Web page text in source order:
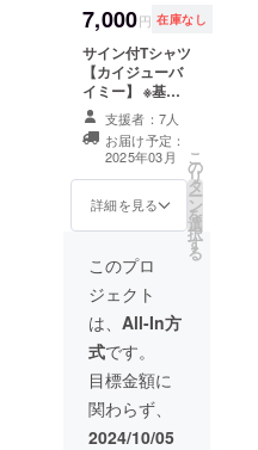
・撮影
許可証
・特典
会参加
リスト
バンド
※こちら
アー
ティス
トのサ
インは
※当日引
です ※
サイズ
M、L、
XLのみ
※ドリン
クチ
ケット
当日引
05 身丈 69 73
77 身幅 52 55
58 肩幅 46 50
54 袖丈 20 22
24 脇仕様 丸胴
仕様
7,000円 在庫なし
サイン付Tシャツ
【カイジューバ
イミー】 ※基本
後日発送 ※サイ
ズM、L、XLの
み ※宛名・コメ
ントの指定はで
きません ※各
アーティスト限
XL サイズNo. 03
04 05 身丈 69
73 77 身幅 52
55 58 肩幅 46
50 54 袖丈 20
22 24 脇仕様 丸
胴仕様
支援者：7人
お届け予定：
2025年03月
詳細を見る
こ
の
リ
タ
ー
ン
を
選
択
す
る
このプロ
ジェクト
は、 All-In方
式です。
目標金額に
関わらず、
2024/10/05